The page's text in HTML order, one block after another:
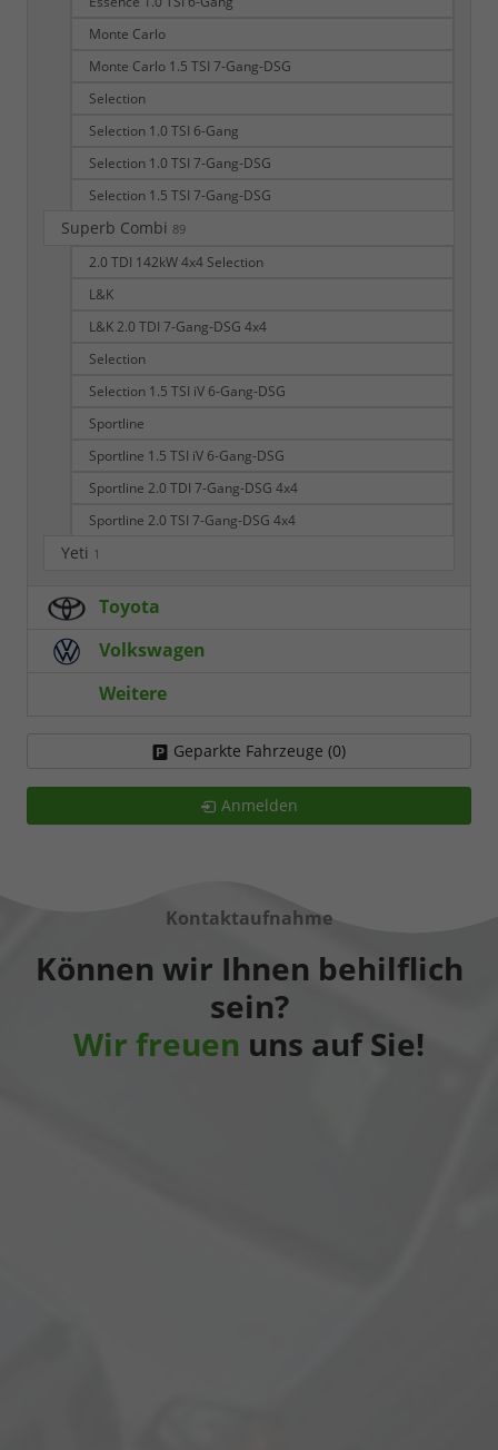
Monte Carlo
Monte Carlo 1.5 TSI 7-Gang-DSG
Selection
Selection 1.0 TSI 6-Gang
Selection 1.0 TSI 7-Gang-DSG
Selection 1.5 TSI 7-Gang-DSG
Superb Combi 89
2.0 TDI 142kW 4x4 Selection
L&K
L&K 2.0 TDI 7-Gang-DSG 4x4
Selection
Selection 1.5 TSI iV 6-Gang-DSG
Sportline
Sportline 1.5 TSI iV 6-Gang-DSG
Sportline 2.0 TDI 7-Gang-DSG 4x4
Sportline 2.0 TSI 7-Gang-DSG 4x4
Yeti 1
Toyota
Volkswagen
Weitere
Geparkte Fahrzeuge (0)
Anmelden
Kontaktaufnahme
Können wir Ihnen behilflich
sein?
Wir freuen uns auf Sie!